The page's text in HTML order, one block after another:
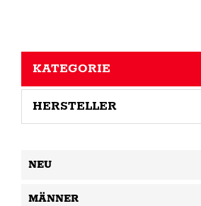
KATEGORIE
HERSTELLER
NEU
MÄNNER